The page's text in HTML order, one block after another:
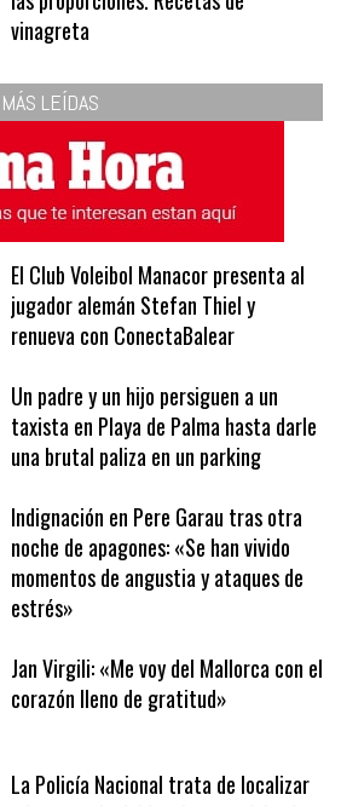
10La vinagreta perfecta: respeta
las proporciones. Recetas de
vinagreta
MÁS LEÍDAS
El Club Voleibol Manacor presenta al
jugador alemán Stefan Thiel y
renueva con ConectaBalear
Un padre y un hijo persiguen a un
taxista en Playa de Palma hasta darle
una brutal paliza en un parking
Indignación en Pere Garau tras otra
noche de apagones: «Se han vivido
momentos de angustia y ataques de
estrés»
Jan Virgili: «Me voy del Mallorca con el